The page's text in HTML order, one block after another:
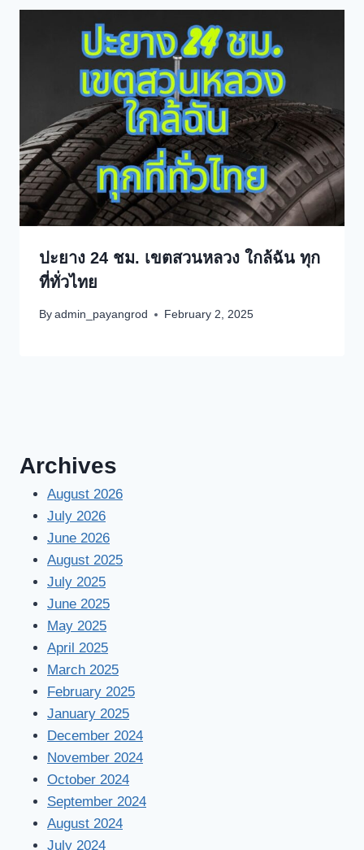
ปะยาง 24 ชม. เขตสวนหลวง ใกล้ฉัน ทุก
ที่ทั่วไทย
By admin_payangrod February 2, 2025
Archives
August 2026
July 2026
June 2026
August 2025
July 2025
June 2025
May 2025
April 2025
March 2025
February 2025
January 2025
December 2024
November 2024
October 2024
September 2024
August 2024
July 2024